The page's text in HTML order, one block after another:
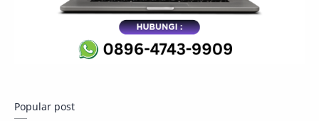
Popular post